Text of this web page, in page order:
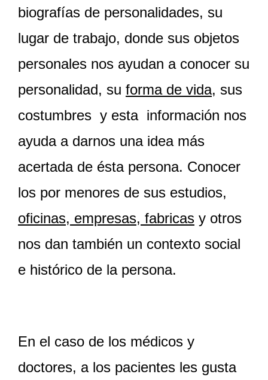
biografías de personalidades, su
lugar de trabajo, donde sus objetos
personales nos ayudan a conocer su
personalidad, su forma de vida, sus
costumbres y esta información nos
ayuda a darnos una idea más
acertada de ésta persona. Conocer
los por menores de sus estudios,
oficinas, empresas, fabricas y otros
nos dan también un contexto social
e histórico de la persona.
En el caso de los médicos y
doctores, a los pacientes les gusta